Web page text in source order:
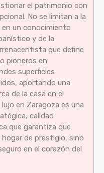
el patrimonio con
No se limitan a la
un conocimiento
y de la
que define
pioneros en
superficies
aportando una
de la casa en el
en Zaragoza es una
calidad
que garantiza que
de prestigio, sino
en el corazón del